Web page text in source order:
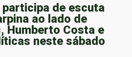
participa de escuta
ao lado de
Humberto Costa e
neste sábado